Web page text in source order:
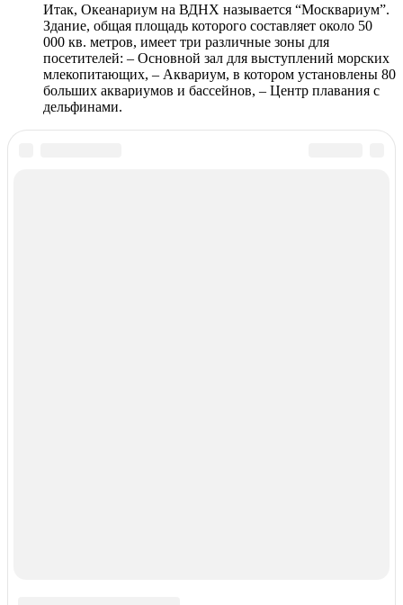
Итак, Океанариум на ВДНХ называется “Москвариум”.
Здание, общая площадь которого составляет около 50
000 кв. метров, имеет три различные зоны для
посетителей: – Основной зал для выступлений морских
млекопитающих, – Аквариум, в котором установлены 80
больших аквариумов и бассейнов, – Центр плавания с
дельфинами.